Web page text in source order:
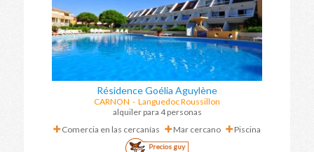
Résidence Goélia Aguylène
CARNON - Languedoc Roussillon
alquiler para 4 personas
Comercia en las cercanías
Mar cercano Piscina
Precios guy